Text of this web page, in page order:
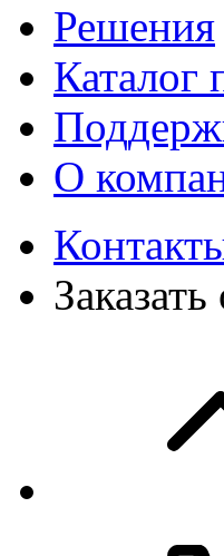
Решения
Каталог
О